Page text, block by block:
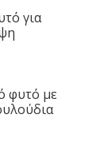
για
φυτό με